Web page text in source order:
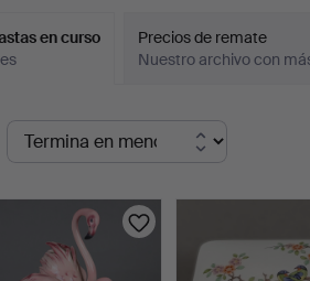
en curso
Precios de remate
Nuestro archivo con